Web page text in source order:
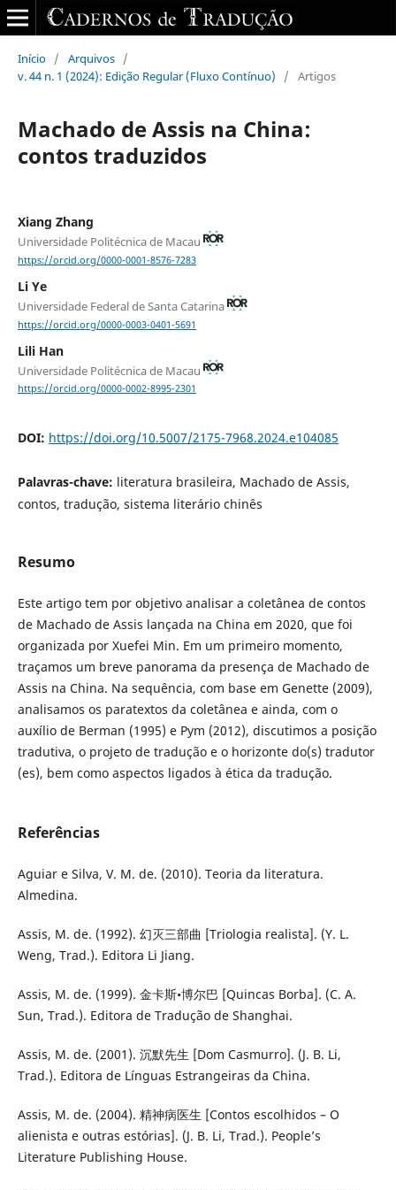
Início / Arquivos /
v. 44 n. 1 (2024): Edição Regular (Fluxo Contínuo)
/ Artigos
Machado de Assis na China:
contos traduzidos
Xiang Zhang
Universidade Politécnica de Macau
https://orcid.org/0000-0001-8576-7283
Li Ye
Universidade Federal de Santa Catarina
https://orcid.org/0000-0003-0401-5691
Lili Han
Universidade Politécnica de Macau
https://orcid.org/0000-0002-8995-2301
DOI: https://doi.org/10.5007/2175-7968.2024.e104085
Palavras-chave: literatura brasileira, Machado de Assis,
contos, tradução, sistema literário chinês
Resumo
Este artigo tem por objetivo analisar a coletânea de contos
de Machado de Assis lançada na China em 2020, que foi
organizada por Xuefei Min. Em um primeiro momento,
traçamos um breve panorama da presença de Machado de
Assis na China. Na sequência, com base em Genette (2009),
analisamos os paratextos da coletânea e ainda, com o
auxílio de Berman (1995) e Pym (2012), discutimos a posição
tradutiva, o projeto de tradução e o horizonte do(s) tradutor
(es), bem como aspectos ligados à ética da tradução.
Referências
Aguiar e Silva, V. M. de. (2010). Teoria da literatura.
Almedina.
Assis, M. de. (1992). 幻灭三部曲 [Triologia realista]. (Y. L.
Weng, Trad.). Editora Li Jiang.
Assis, M. de. (1999). 金卡斯•博尔巴 [Quincas Borba]. (C. A.
Sun, Trad.). Editora de Tradução de Shanghai.
Assis, M. de. (2001). 沉默先生 [Dom Casmurro]. (J. B. Li,
Trad.). Editora de Línguas Estrangeiras da China.
Assis, M. de. (2004). 精神病医生 [Contos escolhidos – O
alienista e outras estórias]. (J. B. Li, Trad.). People’s
Literature Publishing House.